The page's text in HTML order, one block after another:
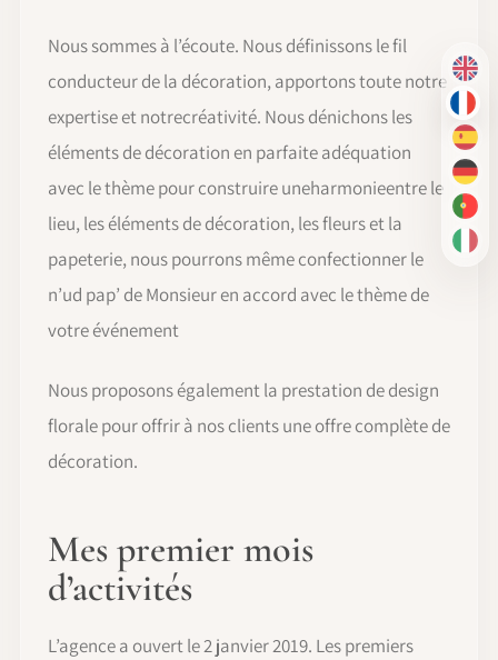
EN
FR
ES
DE
PT-
IT
Nous sommes à l’écoute. Nous définissons le fil
conducteur de la décoration, apportons toute notre
expertise et notrecréativité. Nous dénichons les
éléments de décoration en parfaite adéquation
avec le thème pour construire uneharmonieentre le
lieu, les éléments de décoration, les fleurs et la
papeterie, nous pourrons même confectionner le
n’ud pap’ de Monsieur en accord avec le thème de
votre événement
Nous proposons également la prestation de design
florale pour offrir à nos clients une offre complète de
décoration.
Mes premier mois
d’activités
L’agence a ouvert le 2 janvier 2019. Les premiers